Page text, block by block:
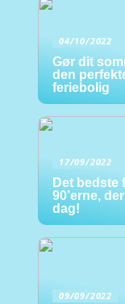
04/10/2022
Gør dit
den
feriebolig
17/09/2022
Det bedste
90’erne,
dag!
09/09/2022